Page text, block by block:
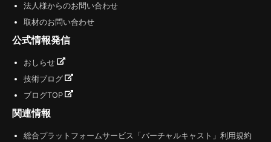
法人様からのお問い合わせ
取材のお問い合わせ
公式情報発信
おしらせ
技術ブログ
ブログTOP
関連情報
総合プラットフォームサービス「バーチャルキャスト」利用規約